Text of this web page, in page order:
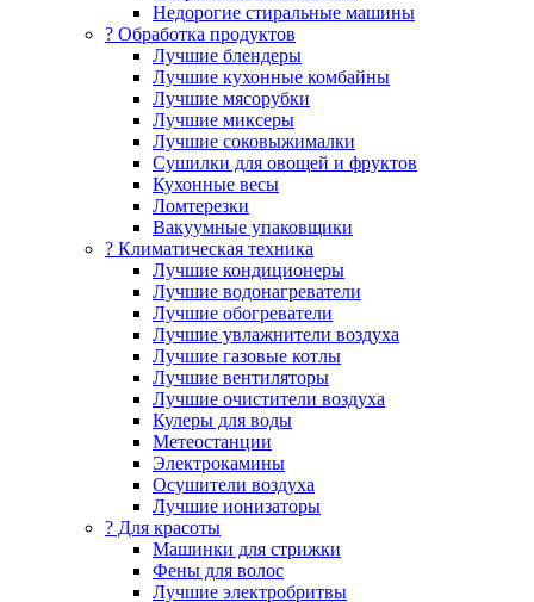
Недорогие стиральные машины
? Обработка продуктов
Лучшие блендеры
Лучшие кухонные комбайны
Лучшие мясорубки
Лучшие миксеры
Лучшие соковыжималки
Сушилки для овощей и фруктов
Кухонные весы
Ломтерезки
Вакуумные упаковщики
?️ Климатическая техника
Лучшие кондиционеры
Лучшие водонагреватели
Лучшие обогреватели
Лучшие увлажнители воздуха
Лучшие газовые котлы
Лучшие вентиляторы
Лучшие очистители воздуха
Кулеры для воды
Метеостанции
Электрокамины
Осушители воздуха
Лучшие ионизаторы
? Для красоты
Машинки для стрижки
Фены для волос
Лучшие электробритвы